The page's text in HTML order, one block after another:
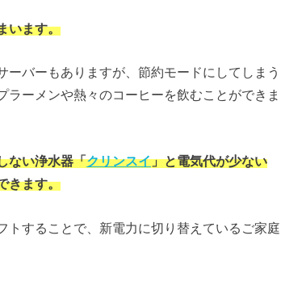
います。
バーもありますが、節約モードにしてしまう
ーメンや熱々のコーヒーを飲むことができま
ない浄水器「クリンスイ」と電気代が少ない
きます。
することで、新電力に切り替えているご家庭